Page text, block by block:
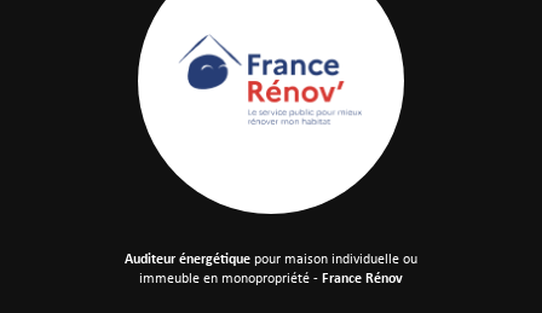
Auditeur énergétiquepour maison individuelleou
immeuble en monopropriété -France Rénov